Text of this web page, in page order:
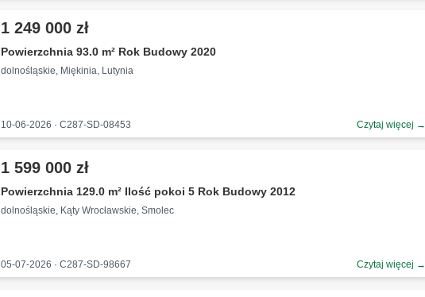
1 249 000 zł
Powierzchnia 93.0 m² Rok Budowy 2020
dolnośląskie, Miękinia, Lutynia
10-06-2026 · C287-SD-08453 Czytaj więcej →
1 599 000 zł
Powierzchnia 129.0 m² Ilość pokoi 5 Rok Budowy 2012
dolnośląskie, Kąty Wrocławskie, Smolec
05-07-2026 · C287-SD-98667 Czytaj więcej →